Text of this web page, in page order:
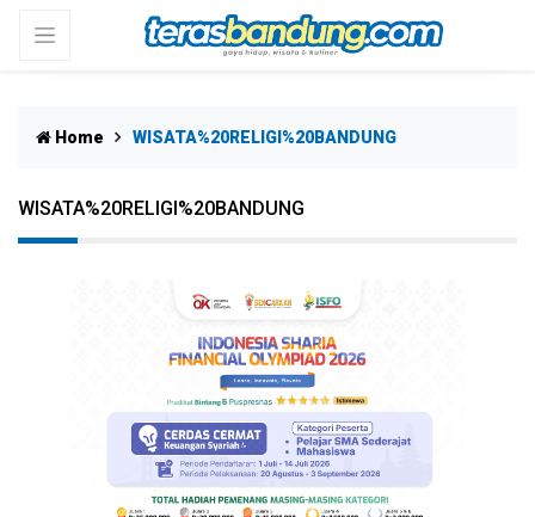
Home WISATA%20RELIGI%20BANDUNG
WISATA%20RELIGI%20BANDUNG